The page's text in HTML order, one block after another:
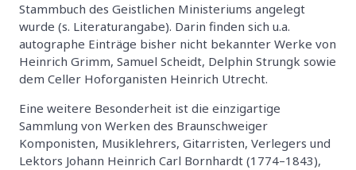
Stammbuch des Geistlichen Ministeriums angelegt
wurde (s. Literaturangabe). Darin finden sich u.a.
autographe Einträge bisher nicht bekannter Werke von
Heinrich Grimm, Samuel Scheidt, Delphin Strungk sowie
dem Celler Hoforganisten Heinrich Utrecht.
Eine weitere Besonderheit ist die einzigartige
Sammlung von Werken des Braunschweiger
Komponisten, Musiklehrers, Gitarristen, Verlegers und
Lektors Johann Heinrich Carl Bornhardt (1774–1843),